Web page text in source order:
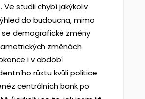
Ve studii chybí jakýkoliv
do budoucna, mimo
se demografické změny
změnách
i v období
růstu kvůli politice
centrálních bank po